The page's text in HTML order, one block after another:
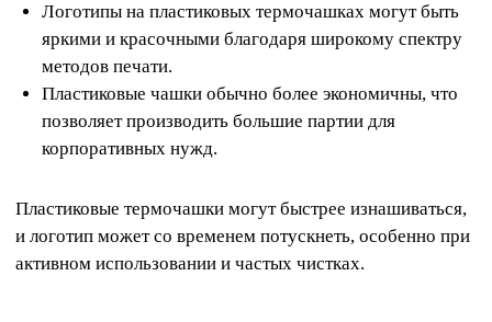
Логотипы на пластиковых термочашках могут быть
яркими и красочными благодаря широкому спектру
методов печати.
Пластиковые чашки обычно более экономичны, что
позволяет производить большие партии для
корпоративных нужд.
Пластиковые термочашки могут быстрее изнашиваться,
и логотип может со временем потускнеть, особенно при
активном использовании и частых чистках.